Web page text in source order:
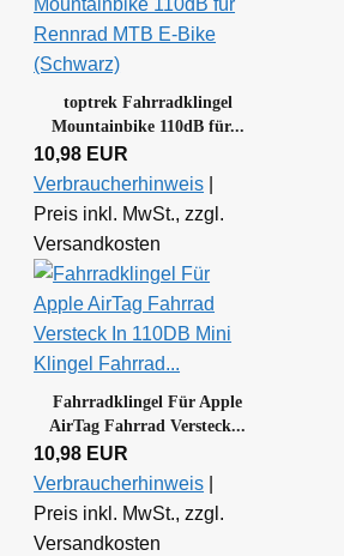
toptrek Fahrradklingel
Mountainbike 110dB für...
10,98 EUR
Verbraucherhinweis
Preis inkl. MwSt., zzgl.
Versandkosten
Fahrradklingel Für Apple
AirTag Fahrrad Versteck...
10,98 EUR
Verbraucherhinweis
Preis inkl. MwSt., zzgl.
Versandkosten